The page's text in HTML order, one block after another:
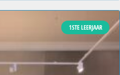
1STE LEERJAAR